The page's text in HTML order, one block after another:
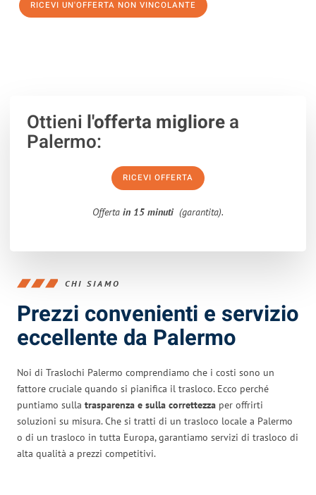
RICEVI UN'OFFERTA NON VINCOLANTE
Ottieni l'offerta migliorea
Palermo:
RICEVI OFFERTA
Offerta in 15 minuti (garantita).
CHI SIAMO
Prezzi convenienti e servizio
eccellente da Palermo
Noi di Traslochi Palermo comprendiamo che i costi sono un
fattore cruciale quando si pianifica il trasloco. Ecco perché
puntiamo sulla trasparenza e sulla correttezza per offrirti
soluzioni su misura. Che si tratti di un trasloco locale a Palermo
o di un trasloco in tutta Europa, garantiamo servizi di trasloco di
alta qualità a prezzi competitivi.